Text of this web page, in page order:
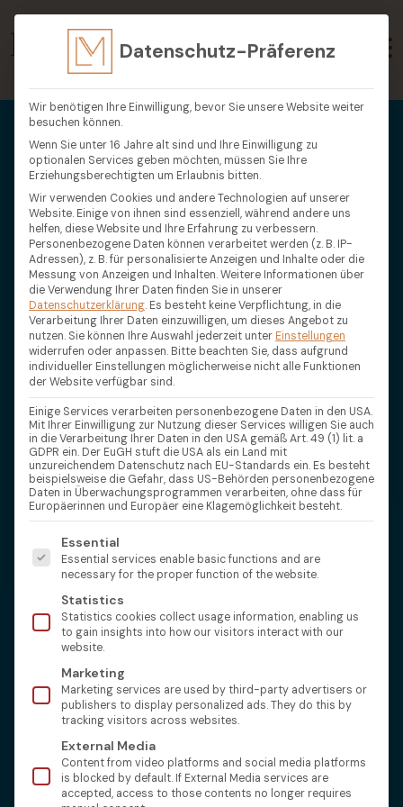
Datenschutz-Präferenz
Wir benötigen Ihre Einwilligung, bevor Sie unsere Website weiter
besuchen können.
Wenn Sie unter 16 Jahre alt sind und Ihre Einwilligung zu
optionalen Services geben möchten, müssen Sie Ihre
Erziehungsberechtigten um Erlaubnis bitten.
Wir verwenden Cookies und andere Technologien auf unserer
Website. Einige von ihnen sind essenziell, während andere uns
helfen, diese Website und Ihre Erfahrung zu verbessern.
Personenbezogene Daten können verarbeitet werden (z. B. IP-
Adressen), z. B. für personalisierte Anzeigen und Inhalte oder die
Messung von Anzeigen und Inhalten.Weitere Informationen über
die Verwendung Ihrer Daten finden Sie in unserer
Datenschutzerklärung. Es besteht keine Verpflichtung, in die
Verarbeitung Ihrer Daten einzuwilligen, um dieses Angebot zu
nutzen. Sie können Ihre Auswahl jederzeit unter Einstellungen
widerrufen oder anpassen. Bitte beachten Sie, dass aufgrund
individueller Einstellungen möglicherweise nicht alle Funktionen
der Website verfügbar sind.
Einige Services verarbeiten personenbezogene Daten in den USA.
Mit Ihrer Einwilligung zur Nutzung dieser Services willigen Sie auch
in die Verarbeitung Ihrer Daten in den USA gemäß Art. 49 (1) lit. a
GDPR ein. Der EuGH stuft die USA als ein Land mit
unzureichendem Datenschutz nach EU-Standards ein. Es besteht
beispielsweise die Gefahr, dass US-Behörden personenbezogene
Daten in Überwachungsprogrammen verarbeiten, ohne dass für
Europäerinnen und Europäer eine Klagemöglichkeit besteht.
Es folgt eine Liste der Service-Gruppen, für die eine
Essential
Essential services enable basic functions and are
necessary for the proper function of the website.
Statistics
Statistics cookies collect usage information, enabling us
to gain insights into how our visitors interact with our
website.
Marketing
Marketing services are used by third-party advertisers or
publishers to display personalized ads. They do this by
tracking visitors across websites.
External Media
Content from video platforms and social media platforms
is blocked by default. If External Media services are
accepted, access to those contents no longer requires